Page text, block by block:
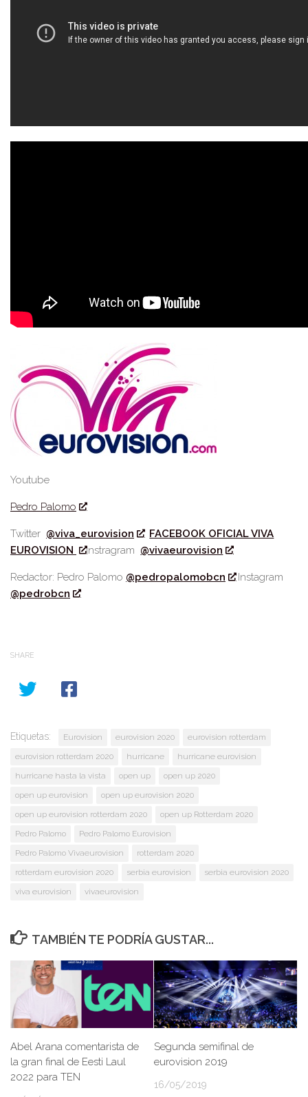
Youtube
Pedro Palomo
Twitter @viva_eurovision
FACEBOOK OFICIAL VIVA
EUROVISION
Instragram @vivaeurovision
Redactor: Pedro Palomo @pedropalomobcn
Instagram
@pedrobcn
SHARE
Etiquetas: Eurovision eurovision 2020
eurovision rotterdam
eurovision rotterdam 2020
hurricane
hurricane eurovision
hurricane hasta la vista
open up
open up 2020
open up eurovision
open up eurovision 2020
open up eurovision rotterdam 2020
open up Rotterdam 2020
Pedro Palomo
Pedro Palomo Eurovision
Pedro Palomo Vivaeurovision
rotterdam 2020
rotterdam eurovision 2020
serbia eurovision
serbia eurovision 2020
viva eurovision
vivaeurovision
TAMBIÉN TE PODRÍA GUSTAR...
Abel Arana comentarista de
la gran final de Eesti Laul
2022 para TEN
Segunda semifinal de
eurovision 2019
16/05/2019